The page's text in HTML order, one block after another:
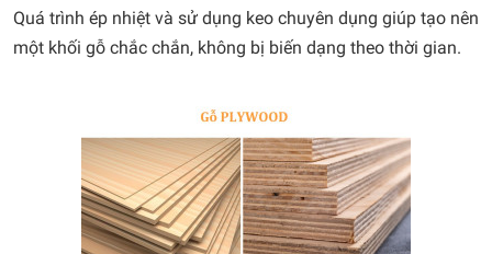
Quá trình ép nhiệt và sử dụng keo chuyên dụng giúp tạo nên
một khối gỗ chắc chắn, không bị biến dạng theo thời gian.